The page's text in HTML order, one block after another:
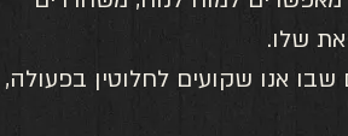
שלו.
אנו שקועים לחלוטין בפעולה,